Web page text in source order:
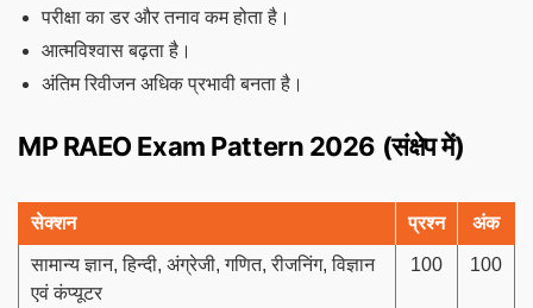
परीक्षा का डर और तनाव कम होता है।
आत्मविश्वास बढ़ता है।
अंतिम रिवीजन अधिक प्रभावी बनता है।
MP RAEO Exam Pattern 2026 (संक्षेप में)
सेक्शन प्रश्न अंक
सामान्य ज्ञान, हिन्दी, अंग्रेजी, गणित, रीजनिंग, विज्ञान
एवं कंप्यूटर
100 100